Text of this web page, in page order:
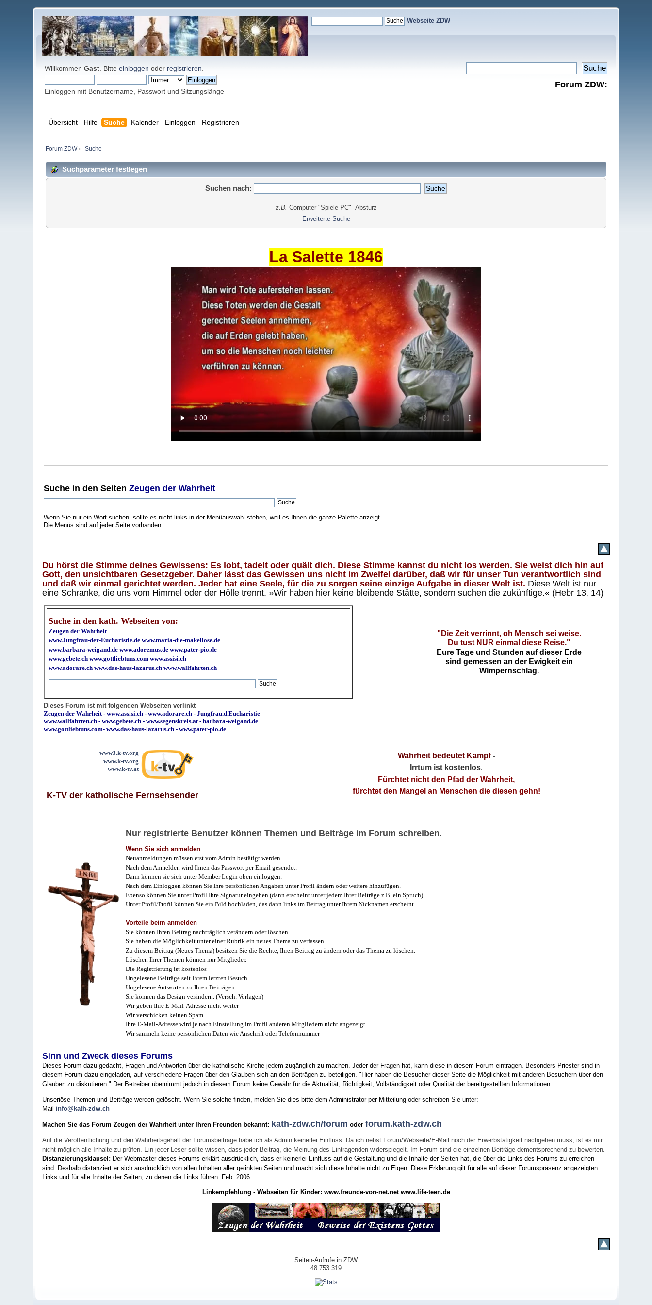
Webseite ZDW
WillkommenGast . Bitteeinloggen oder registrieren
Einloggen mit Benutzername, Passwort und Sitzungslänge
Forum ZDW:
Übersicht Hilfe Suche Kalender Einloggen Registrieren
Forum ZDW» Suche
Suchparameter festlegen
Suchen nach:
z.B. Computer "Spiele PC" -Absturz
Erweiterte Suche
La Salette 1846
Suche in den SeitenZeugen der Wahrheit
Wenn Sie nur ein Wort suchen, sollte es nicht links in der Menüauswahl stehen, weil es Ihnen die ganze Palette anzeigt.
Die Menüs sind auf jeder Seite vorhanden..
Du hörst die Stimme deines Gewissens: Es lobt, tadelt oder quält dich. Diese Stimme kannst du nicht los werden. Sie weist dich hin auf
Gott, den unsichtbaren Gesetzgeber. Daher lässt das Gewissen uns nicht im Zweifel darüber, daß wir für unser Tun verantwortlich sind
und daß wir einmal gerichtet werden. Jeder hat eine Seele, für die zu sorgen seine einzige Aufgabe in dieser Welt ist. Diese Welt ist nur
eine Schranke, die uns vom Himmel oder der Hölle trennt. »Wir haben hier keine bleibende Stätte, sondern suchen die zukünftige.« (Hebr 13, 14)
Suche in den kath. Webseiten von:
Zeugen der Wahrheit
www.Jungfrau-der-Eucharistie.de www.maria-die-makellose.de
www.barbara-weigand.de www.adoremus.de www.pater-pio.de
www.gebete.ch www.gottliebtuns.com www.assisi.ch
www.adorare.ch www.das-haus-lazarus.ch www.wallfahrten.ch
"Die Zeit verrinnt, oh Mensch sei weise.
Du tust NUR einmal diese Reise."
Eure Tage und Stunden auf dieser Erde
sind gemessen an der Ewigkeit ein
Wimpernschlag.
Dieses Forum ist mit folgenden Webseiten verlinkt
Zeugen der Wahrheit-www.assisi.ch -www.adorare.ch -Jungfrau.d.Eucharistie
www.wallfahrten.ch -www.gebete.ch -www.segenskreis.at-barbara-weigand.de
www.gottliebtuns.com-www.das-haus-lazarus.ch - www.pater-pio.de
www3.k-tv.org
www.k-tv.org
www.k-tv.at
K-TV der katholische Fernsehsender
Wahrheit bedeutet Kampf-
Irrtum ist kostenlos.
Fürchtet nicht den Pfad der Wahrheit,
fürchtet den Mangel an Menschen die diesen gehn!
Nur registrierte Benutzer können Themen und Beiträge im Forum schreiben.
Wenn Sie sich anmelden
Neuanmeldungen müssen erst vom Admin bestätigt werden
Nach dem Anmelden wird Ihnen das Passwort per Email gesendet.
Dann können sie sich unter Member Login oben einloggen.
Nach dem Einloggen können Sie Ihre persönlichen Angaben unter Profil ändern oder weitere hinzufügen.
Ebenso können Sie unter Profil Ihre Signatur eingeben (dann erscheint unter jedem Ihrer Beiträge z.B. ein Spruch)
Unter Profil/Profil können Sie ein Bild hochladen, das dann links im Beitrag unter Ihrem Nicknamen erscheint.
Vorteile beim anmelden
Sie können Ihren Beitrag nachträglich verändern oder löschen.
Sie haben die Möglichkeit unter einer Rubrik ein neues Thema zu verfassen.
Zu diesem Beitrag (Neues Thema) besitzen Sie die Rechte, Ihren Beitrag zu ändern oder das Thema zu löschen.
Löschen Ihrer Themen können nur Mitglieder.
Die Registrierung ist kostenlos
Ungelesene Beiträge seit Ihrem letzten Besuch.
Ungelesene Antworten zu Ihren Beiträgen.
Sie können das Design verändern. (Versch. Vorlagen)
Wir geben Ihre E-Mail-Adresse nicht weiter
Wir verschicken keinen Spam
Ihre E-Mail-Adresse wird je nach Einstellung im Profil anderen Mitgliedern nicht angezeigt.
Wir sammeln keine persönlichen Daten wie Anschrift oder Telefonnummer
Sinn und Zweck dieses Forums
Dieses Forum dazu gedacht, Fragen und Antworten über die katholische Kirche jedem zugänglich zu machen. Jeder der Fragen hat, kann diese in diesem Forum eintragen. Besonders Priester sind in
diesem Forum dazu eingeladen, auf verschiedene Fragen über den Glauben sich an den Beiträgen zu beteiligen. "Hier haben die Besucher dieser Seite die Möglichkeit mit anderen Besuchern über den
Glauben zu diskutieren." Der Betreiber übernimmt jedoch in diesem Forum keine Gewähr für die Aktualität, Richtigkeit, Vollständigkeit oder Qualität der bereitgestellten Informationen.
Unseriöse Themen und Beiträge werden gelöscht. Wenn Sie solche finden, melden Sie dies bitte dem Administrator per Mitteilung oder schreiben Sie unter:
Mail info@kath-zdw.ch
Machen Sie das Forum Zeugen der Wahrheit unter Ihren Freunden bekannt: kath-zdw.ch/forum oderforum.kath-zdw.ch
Auf die Veröffentlichung und den Wahrheitsgehalt der Forumsbeiträge habe ich als Admin keinerlei Einfluss. Da ich nebst Forum/Webseite/E-Mail noch der Erwerbstätigkeit nachgehen muss, ist es mir
nicht möglich alle Inhalte zu prüfen. Ein jeder Leser sollte wissen, dass jeder Beitrag, die Meinung des Eintragenden widerspiegelt. Im Forum sind die einzelnen Beiträge dementsprechend zu bewerten.
Distanzierungsklausel: Der Webmaster dieses Forums erklärt ausdrücklich, dass er keinerlei Einfluss auf die Gestaltung und die Inhalte der Seiten hat, die über die Links des Forums zu erreichen
sind. Deshalb distanziert er sich ausdrücklich von allen Inhalten aller gelinkten Seiten und macht sich diese Inhalte nicht zu Eigen. Diese Erklärung gilt für alle auf dieser Forumspräsenz angezeigten
Links und für alle Inhalte der Seiten, zu denen die Links führen. Feb. 2006
Linkempfehlung - Webseiten für Kinder: www.freunde-von-net.net www.life-teen.de
Seiten-Aufrufe in ZDW
48 753 319